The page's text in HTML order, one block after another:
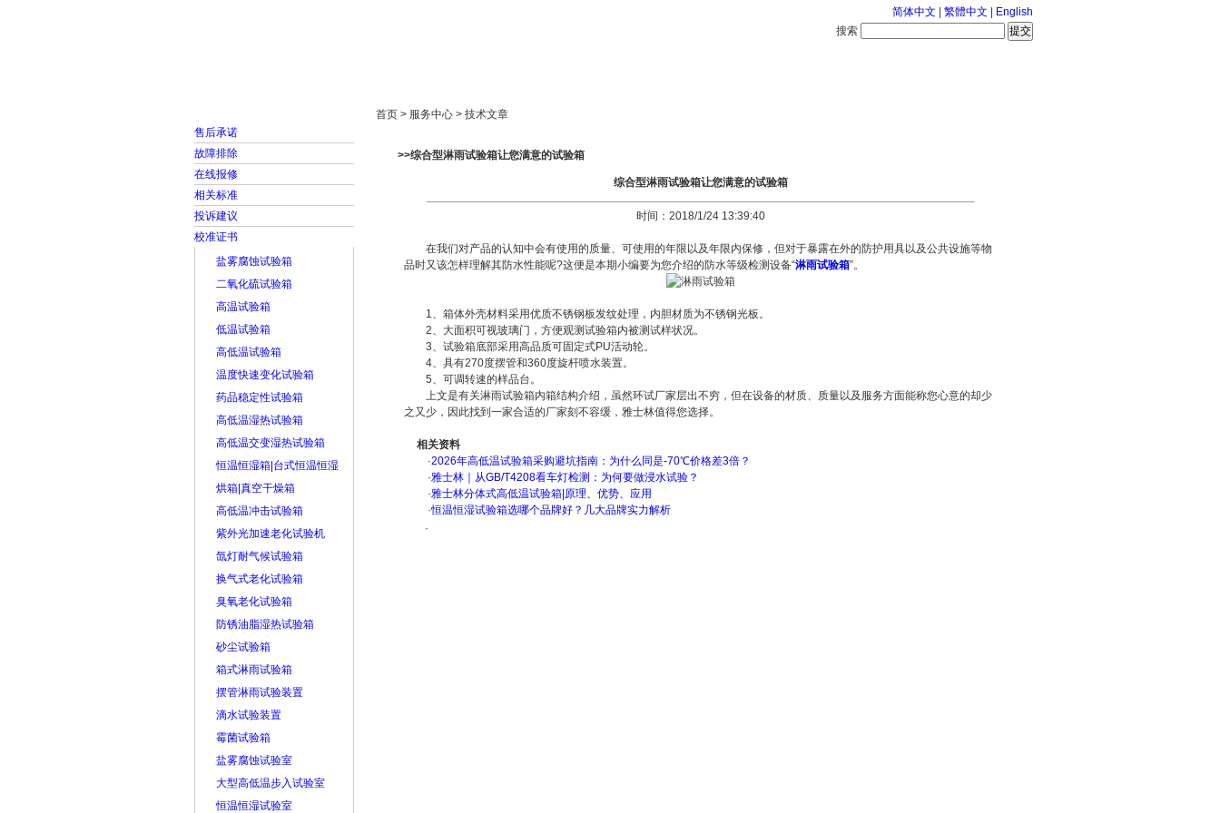
简体中文 繁體中文
English
搜索
售后承诺
故障排除
在线报修
相关标准
投诉建议
校准证书
盐雾腐蚀试验箱
二氧化硫试验箱
高温试验箱
低温试验箱
高低温试验箱
温度快速变化试验箱
药品稳定性试验箱
高低温湿热试验箱
高低温交变湿热试验箱
恒温恒湿箱|台式恒温恒湿
烘箱|真空干燥箱
高低温冲击试验箱
紫外光加速老化试验机
氙灯耐气候试验箱
换气式老化试验箱
臭氧老化试验箱
防锈油脂湿热试验箱
砂尘试验箱
箱式淋雨试验箱
摆管淋雨试验装置
滴水试验装置
霉菌试验箱
盐雾腐蚀试验室
大型高低温步入试验室
恒温恒湿试验室
首页 > 服务中心 > 技术文章
>>综合型淋雨试验箱让您满意的试验箱
综合型淋雨试验箱让您满意的试验箱
时间：2018/1/24 13:39:40
在我们对产品的认知中会有使用的质量、可使用的年限以及年限内保修，但对于暴露在外的防护用具以及公共设施等物
品时又该怎样理解其防水性能呢?这便是本期小编要为您介绍的防水等级检测设备“淋雨试验箱”。
1、箱体外壳材料采用优质不锈钢板发纹处理，内胆材质为不锈钢光板。
2、大面积可视玻璃门，方便观测试验箱内被测试样状况。
3、试验箱底部采用高品质可固定式PU活动轮。
4、具有270度摆管和360度旋杆喷水装置。
5、可调转速的样品台。
上文是有关淋雨试验箱内箱结构介绍，虽然环试厂家层出不穷，但在设备的材质、质量以及服务方面能称您心意的却少
之又少，因此找到一家合适的厂家刻不容缓，雅士林值得您选择。
相关资料
·2026年高低温试验箱采购避坑指南：为什么同是-70℃价格差3倍？
·雅士林｜从GB/T4208看车灯检测：为何要做浸水试验？
·雅士林分体式高低温试验箱|原理、优势、应用
·恒温恒湿试验箱选哪个品牌好？几大品牌实力解析
·